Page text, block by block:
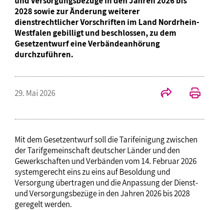
2028 sowie zur Änderung weiterer
dienstrechtlicher Vorschriften im Land Nordrhein-
Westfalen gebilligt und beschlossen, zu dem
Gesetzentwurf eine Verbändeanhörung
durchzuführen.
29. Mai 2026
Mit dem Gesetzentwurf soll die Tarifeinigung zwischen
der Tarifgemeinschaft deutscher Länder und den
Gewerkschaften und Verbänden vom 14. Februar 2026
systemgerecht eins zu eins auf Besoldung und
Versorgung übertragen und die Anpassung der Dienst-
und Versorgungsbezüge in den Jahren 2026 bis 2028
geregelt werden.